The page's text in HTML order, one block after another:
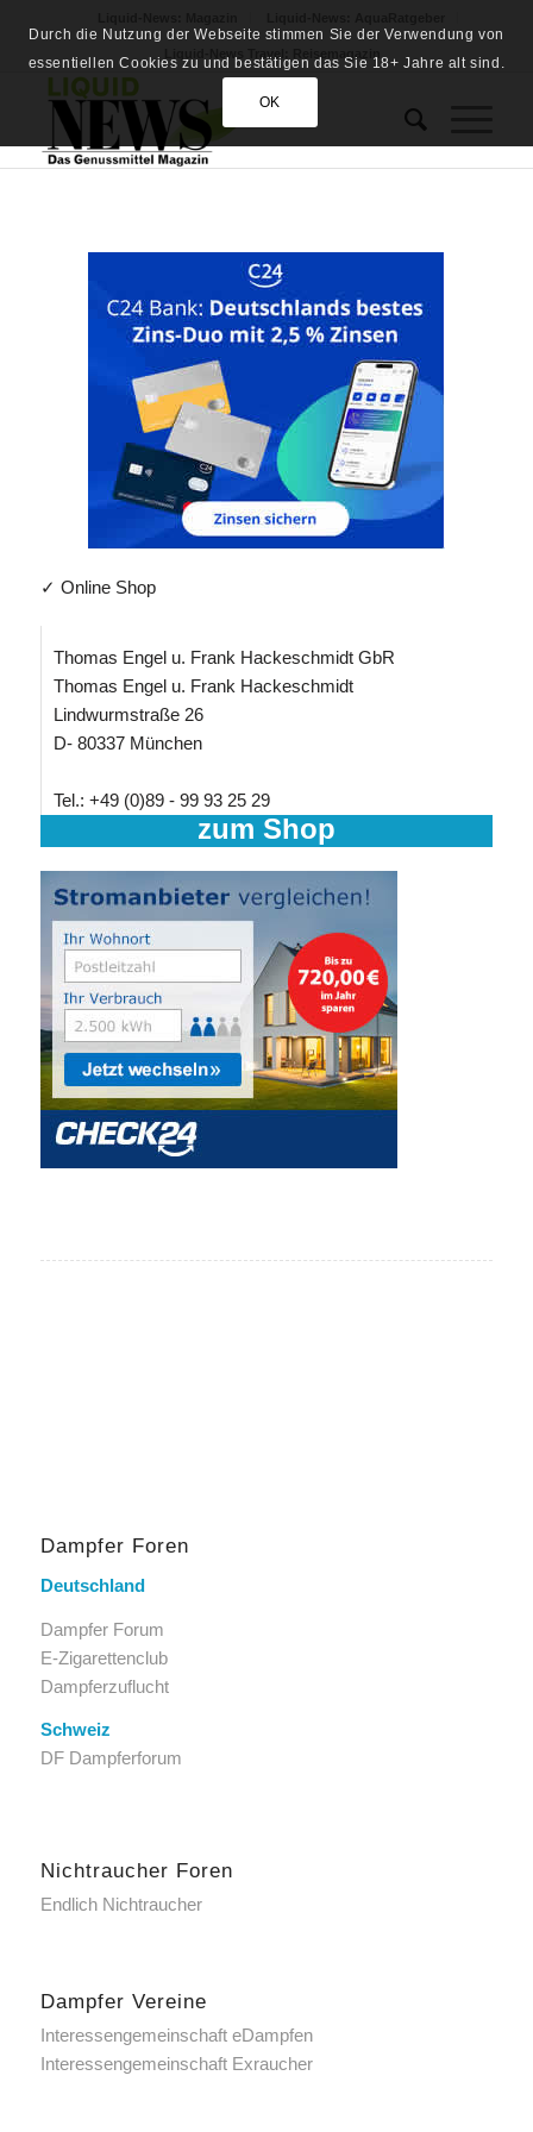
✓ Online Shop
Thomas Engel u. Frank Hackeschmidt GbR
Thomas Engel u. Frank Hackeschmidt
Lindwurmstraße 26
D- 80337 München
Tel.: +49 (0)89 - 99 93 25 29
zum Shop
Dampfer Foren
Deutschland
Dampfer Forum
E-Zigarettenclub
Dampferzuflucht
Schweiz
DF Dampferforum
Nichtraucher Foren
Endlich Nichtraucher
Dampfer Vereine
Interessengemeinschaft eDampfen
Interessengemeinschaft Exraucher
Durch die Nutzung der Webseite stimmen Sie der Verwendung von
essentiellen Cookies zu und bestätigen das Sie 18+ Jahre alt sind.
OK